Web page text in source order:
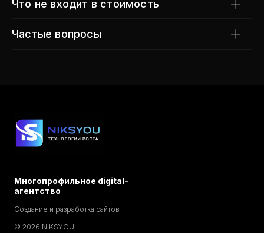
Что не входит в стоимость
Частые вопросы
Многопрофильное digital-
агентство
Создание и разработка сайтов
© 2026 NIKSYOU